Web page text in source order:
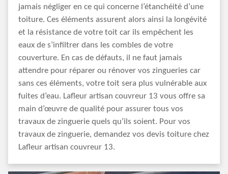
jamais négliger en ce qui concerne l’étanchéité d’une
toiture. Ces éléments assurent alors ainsi la longévité
et la résistance de votre toit car ils empêchent les
eaux de s’infiltrer dans les combles de votre
couverture. En cas de défauts, il ne faut jamais
attendre pour réparer ou rénover vos zingueries car
sans ces éléments, votre toit sera plus vulnérable aux
fuites d’eau. Lafleur artisan couvreur 13 vous offre sa
main d’œuvre de qualité pour assurer tous vos
travaux de zinguerie quels qu’ils soient. Pour vos
travaux de zinguerie, demandez vos devis toiture chez
Lafleur artisan couvreur 13.